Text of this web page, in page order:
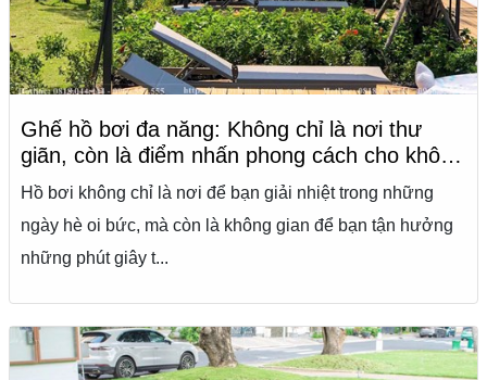
Ghế hồ bơi đa năng: Không chỉ là nơi thư
giãn, còn là điểm nhấn phong cách cho không
gian hồ bơi của bạn
Hồ bơi không chỉ là nơi để bạn giải nhiệt trong những
ngày hè oi bức, mà còn là không gian để bạn tận hưởng
những phút giây t...